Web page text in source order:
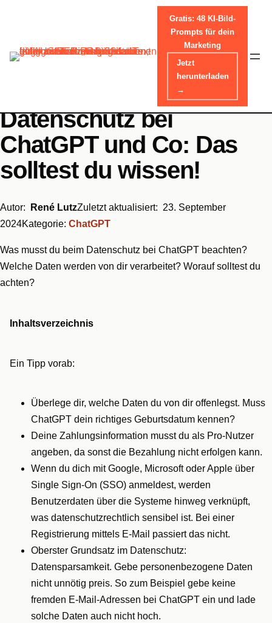
Skip
Gratis: 48 KI-Bild-
Prompts für dein
Marketing
Jetzt
herunterladen
→
ChatGPT
Datenschutz bei
ChatGPT und Co: Das
solltest du wissen!
Autor: René LutzZuletzt aktualisiert: 23. September
2024Kategorie: ChatGPT
Was musst du beim Datenschutz bei ChatGPT beachten?
Welche Daten werden von dir verarbeitet? Worauf solltest du
achten?
Inhaltsverzeichnis
Ein Tipp vorab:
Überlege dir, welche Daten du von dir offenlegst. Muss
ChatGPT dein richtiges Geburtsdatum kennen?
Deine Zahlungsinformation musst du als Pro-Nutzer
angeben, da sonst die Bezahlung nicht erfolgen kann.
Wenn du dich mit Google, Microsoft oder Apple über
Single Sign-On (SSO) anmeldest, werden
Benutzerdaten über die Systeme hinweg verknüpft,
was datenschutzrechtlich sensibel ist. Bei einer
Registrierung mittels E-Mail passiert das nicht.
Oberster Grundsatz im Datenschutz:
Datensparsamkeit. Gebe personenbezogene Daten
nicht unnötig preis. So zum Beispiel gebe keine
fremden E-Mail-Adressen bei ChatGPT ein und lade
solche Daten auch nicht hoch.